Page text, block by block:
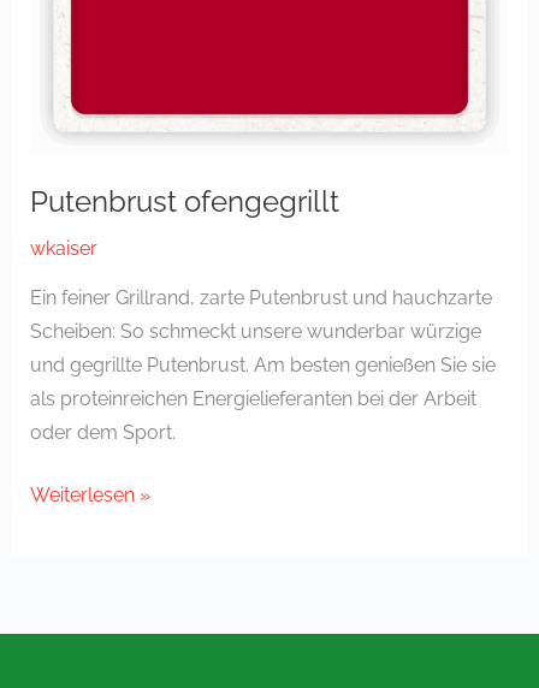
Putenbrust ofengegrillt
wkaiser
Ein feiner Grillrand, zarte Putenbrust und hauchzarte
Scheiben: So schmeckt unsere wunderbar würzige
und gegrillte Putenbrust. Am besten genießen Sie sie
als proteinreichen Energielieferanten bei der Arbeit
oder dem Sport.
Weiterlesen »